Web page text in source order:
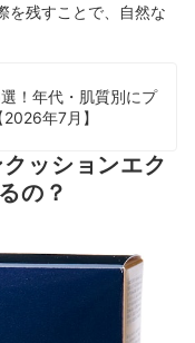
を残すことで、自然な
！年代・肌質別にプ
年7月】
ッションエク
の？